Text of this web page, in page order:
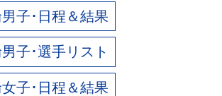
子･日程＆結果
子･選手リスト
子･日程＆結果